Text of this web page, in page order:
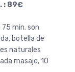
: 89€
min. son
botella de
naturales
masaje, 10